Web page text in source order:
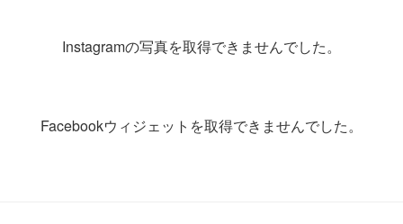
Instagramの写真を取得できませんでした。
Facebookウィジェットを取得できませんでした。